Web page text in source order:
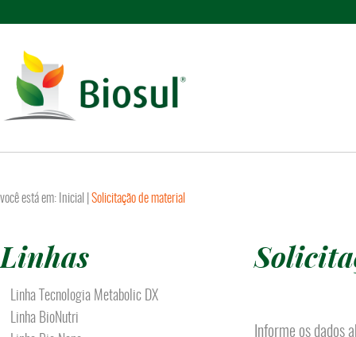
você está em: Inicial Solicitação de material
Linhas
Linha Tecnologia Metabolic DX
Linha BioNutri
Informe os dados